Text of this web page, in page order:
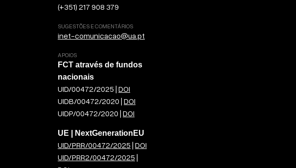
(+351) 217 908 379
SUGESTÕES E COMENTÁRIOS
inet-comunicacao@ua.pt
APOIOS
FCT através de fundos
nacionais
UID/00472/2025 | DOI
UIDB/00472/2020 | DOI
UIDP/00472/2020 | DOI
UE | NextGenerationEU
UID/PRR/00472/2025 | DOI
UID/PRR2/00472/2025 |